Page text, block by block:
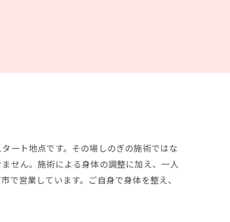
ート地点です。その場しのぎの施術ではな
せん。施術による身体の調整に加え、一人
営業しています。ご自身で身体を整え、